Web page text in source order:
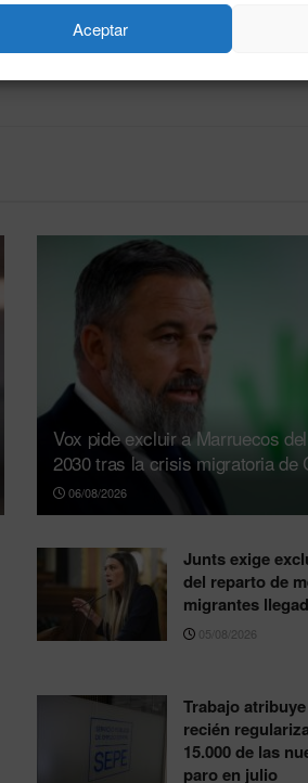
Aceptar
Siguiente noticia
Daoud a VOX, «no vais a poder
Vox pide excluir a Marruecos
2030 tras la crisis migratoria de
06/08/2026
Junts exige
del reparto de
migrantes
05/08/2026
Trabajo
recién
15.000 de las
paro en julio